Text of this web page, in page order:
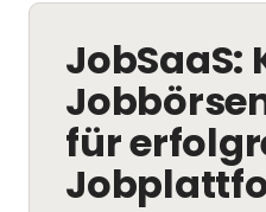
JobSaaS:
für